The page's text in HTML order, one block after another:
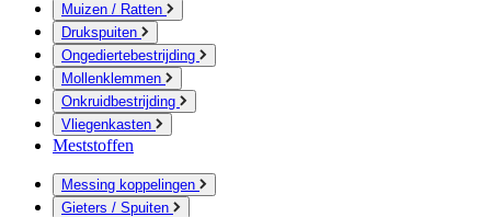
Muizen / Ratten
Drukspuiten
Ongediertebestrijding
Mollenklemmen
Onkruidbestrijding
Vliegenkasten
Meststoffen
Messing koppelingen
Gieters / Spuiten